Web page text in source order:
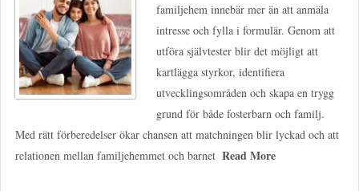
familjehem innebär mer än att anmäla
intresse och fylla i formulär. Genom att
utföra självtester blir det möjligt att
kartlägga styrkor, identifiera
utvecklingsområden och skapa en trygg
grund för både fosterbarn och familj.
Med rätt förberedelser ökar chansen att matchningen blir lyckad och att
relationen mellan familjehemmet och barnet Read More